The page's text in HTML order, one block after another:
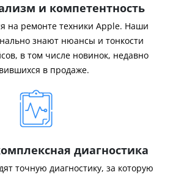
и компетентность
на ремонте техники Apple. Наши
знают нюансы и тонкости
в том числе новинок, недавно
в продаже.
диагностика
точную диагностику, за которую